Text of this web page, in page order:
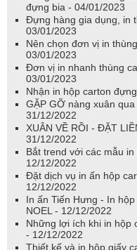
đựng bia - 04/01/2023
Đựng hàng gia dụng, in
03/01/2023
Nên chọn đơn vị in
03/01/2023
Đơn vị in nhanh thùng
03/01/2023
Nhận in hộp carton
GẶP GỠ nàng xuân
31/12/2022
XUÂN VỀ RỒI - ĐẶT
31/12/2022
Bắt trend với các mẫu
12/12/2022
Đặt dịch vụ in ấn hộp
12/12/2022
In ấn Tiến Hưng - In
NOEL - 12/12/2022
Những lợi ích khi in hộp
- 12/12/2022
Thiết kế và in hộp giấy